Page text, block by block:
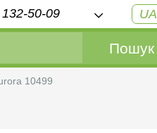
50-09 UA
Пошук
10499